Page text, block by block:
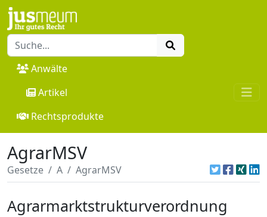
Anwälte
Artikel
Rechtsprodukte
AgrarMSV
Gesetze A AgrarMSV
Agrarmarktstrukturverordnung